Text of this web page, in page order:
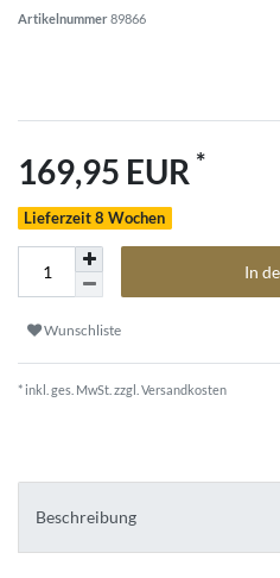
Artikelnummer89866
169,95 EUR *
Lieferzeit 8 Wochen
In
Wunschliste
* inkl. ges. MwSt. zzgl. Versandkosten
Beschreibung